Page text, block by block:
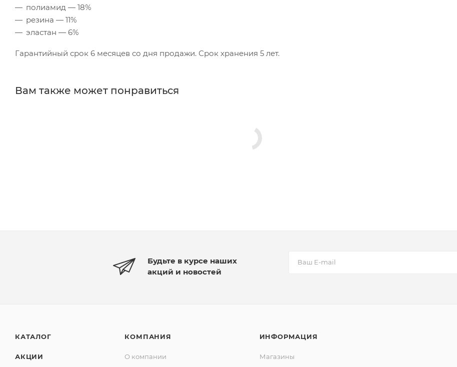
полиамид — 18%
резина — 11%
эластан — 6%
Гарантийный срок 6 месяцев со дня продажи. Срок хранения 5 лет.
Вам также может понравиться
Будьте в курсе наших
акций и новостей
КАТАЛОГ
АКЦИИ
КОМПАНИЯ
О компании
ИНФОРМАЦИЯ
Магазины